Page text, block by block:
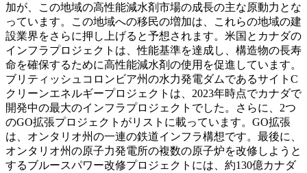
加が、この地域の高性能減水剤市場の成長の主な原動力とな
っています。この地域への移民の増加は、これらの地域の建
設業界をさらに押し上げると予想されます。米国とカナダの
インフラプロジェクトは、性能基準を達成し、構造物の長寿
命を確保するために高性能減水剤の使用を促進しています。
ブリティッシュコロンビア州の水力発電ダムであるサイトC
クリーンエネルギープロジェクトは、2023年時点でカナダで
開発中の最大のインフラプロジェクトでした。さらに、2つ
のGO拡張プロジェクトがリストに載っています。GO拡張
は、オンタリオ州の一連の鉄道インフラ構想です。最後に、
オンタリオ州の原子力発電所の複数の原子炉を改修しようと
するブルースパワー改修プロジェクトには、約130億カナダ